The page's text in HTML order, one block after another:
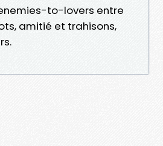
to-lovers entre
amitié et trahisons,